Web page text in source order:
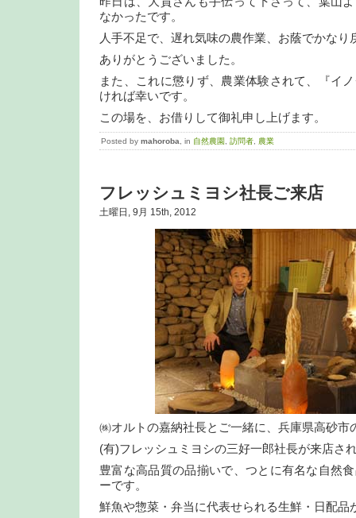
なかったです。
人手不足で、遅れ気味の農作業、お蔭でかなり
ありがとうございました。
また、これに懲りず、農業体験されて、『イ
ければ幸いです。
この場を、お借りして御礼申し上げます。
Posted by mahoroba, in 自然農園, 訪問者, 農業
フレッシュミヨシ社長ご来店
土曜日, 9月 15th, 2012
㈱オルトの嘉納社長とご一緒に、兵庫県高砂市
(有)フレッシュミヨシの三好一郎社長が来店さ
豊富な高品質の品揃いで、つとに有名な自然
ーです。
鮮魚や惣菜・弁当に代表せられる生鮮・日配品